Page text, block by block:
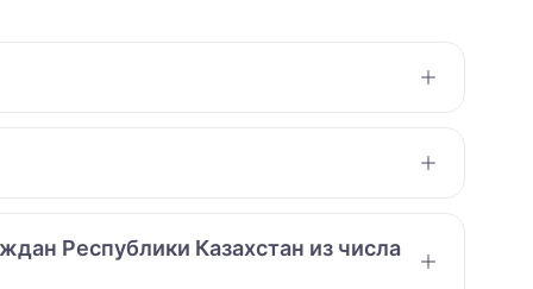
Республики Казахстан из числа